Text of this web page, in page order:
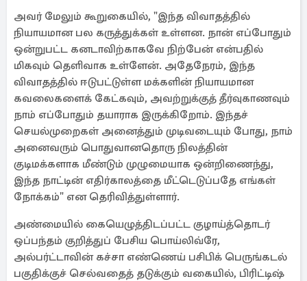
அவர் மேலும் கூறுகையில், "இந்த விவாதத்தில்
நியாயமான பல கருத்துக்கள் உள்ளன. நான் எப்போதும்
ஒன்றுபட்ட கனடாவிற்காகவே நிற்பேன் என்பதில்
மிகவும் தெளிவாக உள்ளேன். அதேநேரம், இந்த
விவாதத்தில் ஈடுபட்டுள்ள மக்களின் நியாயமான
கவலைகளைக் கேட்கவும், அவற்றுக்குத் தீர்வுகாணவும்
நாம் எப்போதும் தயாராக இருக்கிறோம். இந்தச்
செயல்முறைகள் அனைத்தும் முடிவடையும் போது, நாம்
அனைவரும் பொதுவானதொரு நிலத்தின்
குடிமக்களாக மீண்டும் முழுமையாக ஒன்றிணைந்து,
இந்த நாட்டின் எதிர்காலத்தை மீட்டெடுப்பதே எங்கள்
நோக்கம்" என தெரிவித்துள்ளார்.
அண்மையில் கையெழுத்திடப்பட்ட குழாய்த்தொடர்
ஒப்பந்தம் குறித்துப் பேசிய பொய்லிவ்ரே,
அல்பர்ட்டாவின் கச்சா எண்ணெய் பசிபிக் பெருங்கடல்
பகுதிக்குச் செல்வதைத் தடுக்கும் வகையில், பிரிட்டிஷ்